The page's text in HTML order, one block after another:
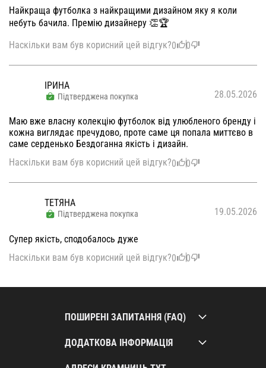
Найкраща футболка з найкращими дизайном яку я коли
небуть бачила. Премію дизайнеру 👏🏆
Наскільки вам був корисний цей відгук?0 0
ІРИНА
Підтверджена покупка 28.05.2026
Маю вже власну колекцію футболок від улюбленого бренду і
кожна виглядає пречудово, проте саме ця попала миттєво в
саме серденько Бездоганна якість і дизайн.
Наскільки вам був корисний цей відгук?0 0
ТЕТЯНА
Підтверджена покупка 19.05.2026
Супер якість, сподобалось дуже
Наскільки вам був корисний цей відгук?0 0
ПОШИРЕНІ ЗАПИТАННЯ (FAQ)
ДОДАТКОВА ІНФОРМАЦІЯ